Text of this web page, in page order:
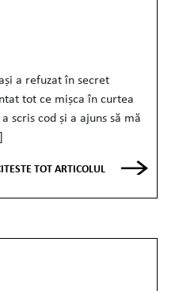
a refuzat în secret
tot ce mișca în curtea
scris cod și a ajuns să mă
TOT ARTICOLUL